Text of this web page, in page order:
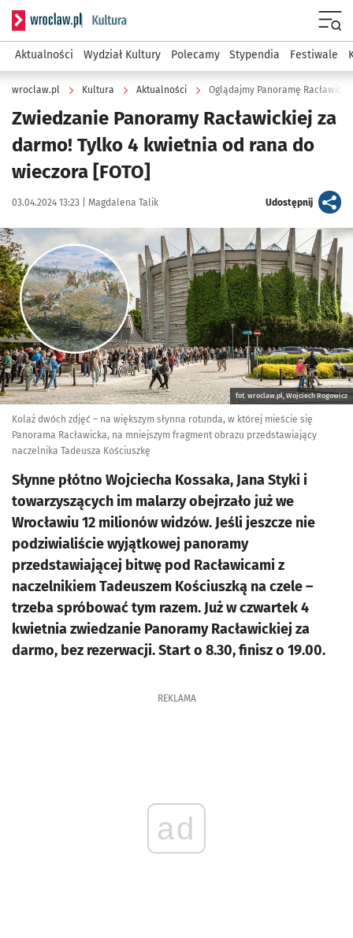
Serwis informacyjny wroclaw.pl podserwis: Kultura
Aktualności Wydział Kultury Polecamy Stypendia Festiwale
wroclaw.pl Kultura Aktualności Oglądajmy Panoramę
Zwiedzanie Panoramy Racławickiej za
darmo! Tylko 4 kwietnia od rana do
wieczora [FOTO]
Data publikacji:
03.04.2024 13:23 | Autor:
Magdalena Talik Udostępnijartykuł
Kliknij, aby powiększyć
fot. wroclaw.pl, Wojciech Rogowicz
Kolaż dwóch zdjęć – na większym słynna rotunda, w której mieście się
Panorama Racławicka, na mniejszym fragment obrazu przedstawiający
naczelnika Tadeusza Kościuszkę
Słynne płótno Wojciecha Kossaka, Jana Styki i
towarzyszących im malarzy obejrzało już we
Wrocławiu 12 milionów widzów. Jeśli jeszcze nie
podziwialiście wyjątkowej panoramy
przedstawiającej bitwę pod Racławicami z
naczelnikiem Tadeuszem Kościuszką na czele –
trzeba spróbować tym razem. Już w czwartek 4
kwietnia zwiedzanie Panoramy Racławickiej za
darmo, bez rezerwacji. Start o 8.30, finisz o 19.00.
REKLAMA
ad